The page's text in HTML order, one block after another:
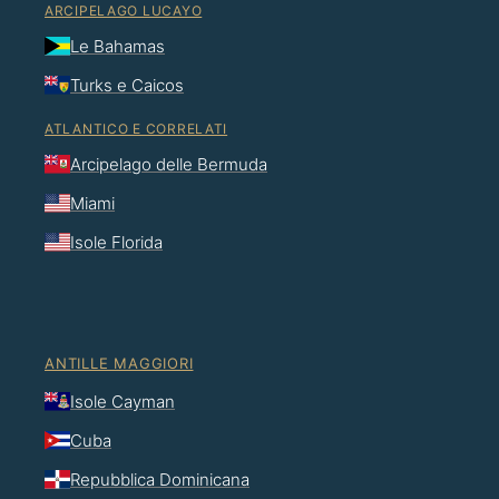
ARCIPELAGO LUCAYO
Le Bahamas
Turks e Caicos
ATLANTICO E CORRELATI
Arcipelago delle Bermuda
Miami
Isole Florida
ANTILLE MAGGIORI
Isole Cayman
Cuba
Repubblica Dominicana